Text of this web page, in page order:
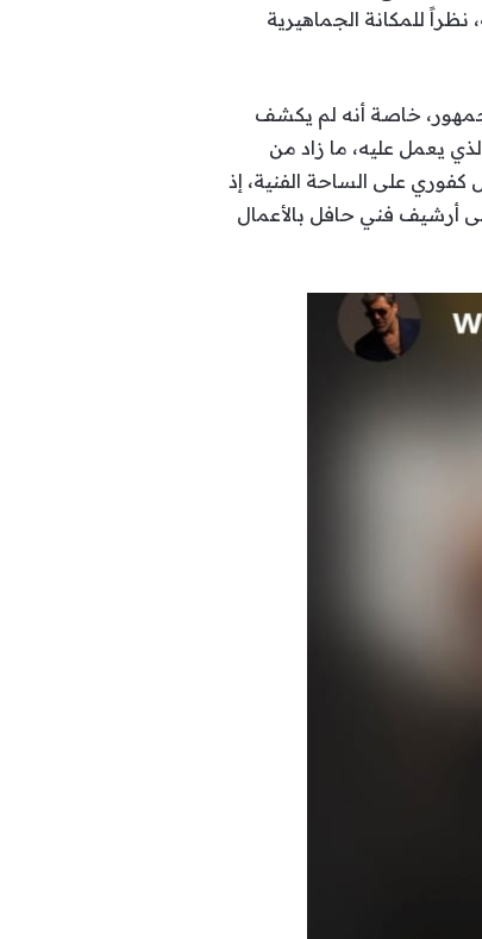
للمكانة الجماهيرية
خاصة أنه لم يكشف
يعمل عليه، ما زاد من
كفوري على الساحة الفنية، إذ
أرشيف فني حافل بالأعمال